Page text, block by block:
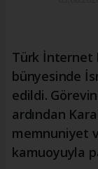
Türk İnternet
bünyesinde
edildi.
ardından
memnuniyet
kamuoyuyla